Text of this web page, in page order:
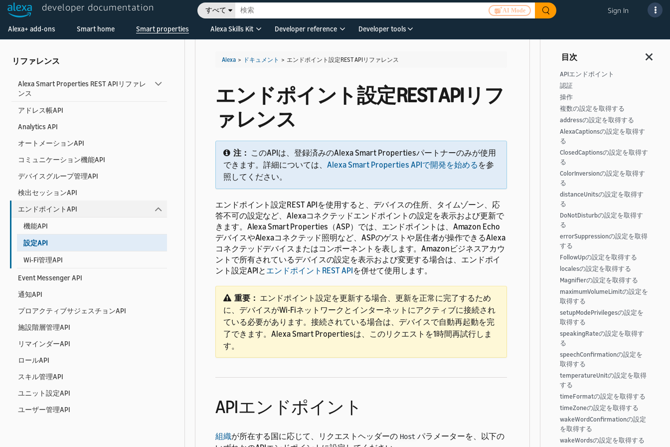
developer documentation すべて AI Mode Sign In
Alexa+ add-ons Smart home Smart properties Alexa Skills Kit Developer reference Developer tools
WebRTC Calling in Alexa Smart Properties
WPA2 Enterprise Wi-Fi
リファレンス
Alexa Smart Properties REST APIリファレ
ンス
アドレス帳API
Analytics API
オートメーションAPI
コミュニケーション機能API
デバイスグループ管理API
検出セッションAPI
エンドポイントAPI
機能API
設定API
Wi-Fi管理API
Event Messenger API
通知API
プロアクティブサジェスチョンAPI
施設階層管理API
リマインダーAPI
ロールAPI
スキル管理API
ユニット設定API
ユーザー管理API
Alexa > ドキュメント > エンドポイント設定REST APIリファレンス
エンドポイント設定REST APIリフ
ァレンス
注： このAPIは、登録済みのAlexa Smart Propertiesパートナーのみが使用
できます。詳細については、 Alexa Smart Properties APIで開発を始める を参
照してください。
エンドポイント設定REST APIを使用すると、デバイスの住所、タイムゾーン、応
答不可の設定など、Alexaコネクテッドエンドポイントの設定を表示および更新で
きます。Alexa Smart Properties（ASP）では、エンドポイントは、Amazon Echo
デバイスやAlexaコネクテッド照明など、ASPのゲストや居住者が操作できるAlexa
コネクテッドデバイスまたはコンポーネントを表します。Amazonビジネスアカウ
ントで所有されているデバイスの設定を表示および変更する場合は、エンドポイ
ント設定APIと エンドポイントREST APIを併せて使用します。
重要： エンドポイント設定を更新する場合、更新を正常に完了するため
に、デバイスがWi-Fiネットワークとインターネットにアクティブに接続され
ている必要があります。接続されている場合は、デバイスで自動再起動を完
了できます。Alexa Smart Propertiesは、このリクエストを1時間再試行しま
す。
APIエンドポイント
組織が所在する国に応じて、リクエストヘッダーの Host パラメーターを、以下の
APIエンドポイント
認証
操作
複数の設定を取得する
addressの設定を取得する
AlexaCaptionsの設定を取得す
る
ClosedCaptionsの設定を取得す
る
ColorInversionの設定を取得す
る
distanceUnitsの設定を取得す
る
DoNotDisturbの設定を取得す
る
errorSuppressionの設定を取得
する
FollowUpの設定を取得する
localesの設定を取得する
Magnifierの設定を取得する
maximumVolumeLimitの設定を
取得する
setupModePrivilegesの設定を
取得する
speakingRateの設定を取得す
る
speechConfirmationの設定を
取得する
temperatureUnitの設定を取得
する
timeFormatの設定を取得する
timeZoneの設定を取得する
wakeWordConfirmationの設定
を取得する
wakeWordsの設定を取得する
Welcome! Ask the DevAssistant